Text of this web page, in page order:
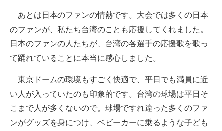
エレクトロニクス専門サイト
電子設計の基本と応用
建設×テクノロジーの最前線
ちょっと気になるネットの話題
あとは日本のファンの情熱です。大会では多くの日本
のファンが、私たち台湾のことも応援してくれました。
日本のファンの人たちが、台湾の各選手の応援歌を歌っ
て踊れていることに本当に感心しました。
東京ドームの環境もすごく快適で、平日でも満員に近
い人が入っていたのも印象的です。台湾の球場は平日そ
こまで人が多くないので。球場ですれ違った多くのファ
ンがグッズを身につけ、ベビーカーに乗るような子ども